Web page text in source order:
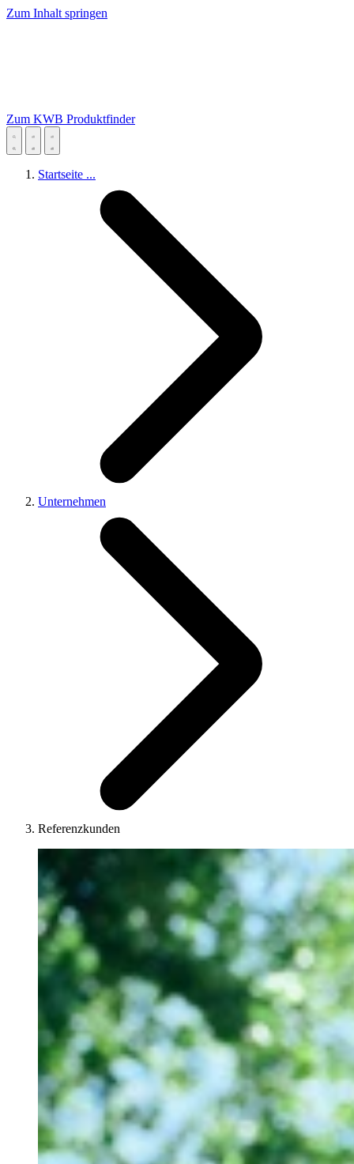
Zum Inhalt springen
Zum KWB Produktfinder
Startseite ...
Unternehmen
Referenzkunden